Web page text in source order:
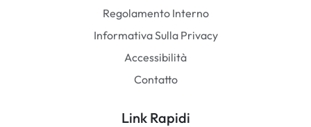
Regolamento Interno
Informativa Sulla Privacy
Accessibilità
Contatto
Link Rapidi